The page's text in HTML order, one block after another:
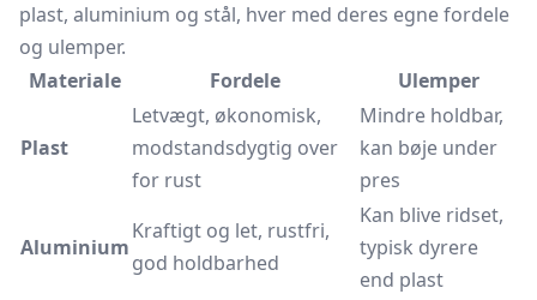
plast, aluminium og stål, hver med deres egne fordele
og ulemper.
Materiale
Fordele Ulemper
Plast
Letvægt, økonomisk,
modstandsdygtig over
for rust
Mindre holdbar,
kan bøje under
pres
Aluminium
Kraftigt og let, rustfri,
god holdbarhed
Kan blive ridset,
typisk dyrere
end plast